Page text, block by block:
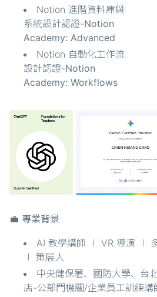
Notion 進階資料庫與
系統設計認證-Notion
Academy: Advanced
Notion 自動化工作流
設計認證-Notion
Academy: Workflows
💼 專業背景
AI 教學講師 ∣ VR 導演 ∣
∣ 策展人
中央健保署、國防大學、台
店-公部門機關/企業員工訓練講